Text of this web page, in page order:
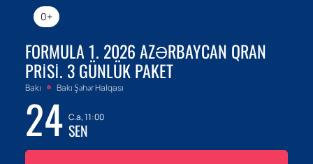
0+
FORMULA 1. 2026 AZƏRBAYCAN QRAN
PRISI. 3 GÜNLÜK PAKET
Bakı Bakı Şəhər Halqası
24 C.a, 11:00
SEN